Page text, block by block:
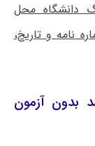
دانشگاه محل
نامه و تاریخ،
بدون آزمون